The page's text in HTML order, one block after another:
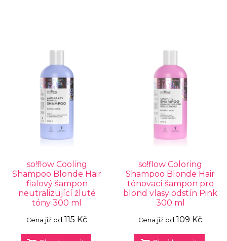
so!flow Cooling
Shampoo Blonde Hair
fialový šampon
neutralizující žluté
tóny 300 ml
Cena již od 115 Kč
so!flow Coloring
Shampoo Blonde Hair
tónovací šampon pro
blond vlasy odstín Pink
300 ml
Cena již od 109 Kč